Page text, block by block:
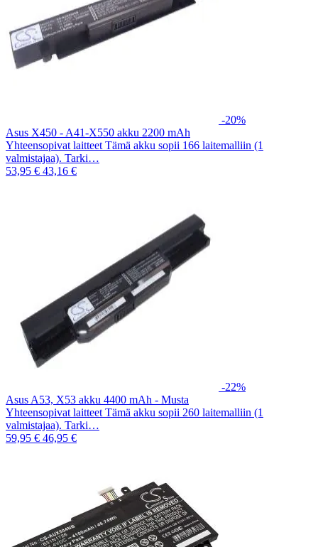
-20%
Asus X450 - A41-X550 akku 2200 mAh
Yhteensopivat laitteet Tämä akku sopii 166 laitemalliin (1
valmistajaa). Tarki…
53,95 € 43,16 €
-22%
Asus A53, X53 akku 4400 mAh - Musta
Yhteensopivat laitteet Tämä akku sopii 260 laitemalliin (1
valmistajaa). Tarki…
59,95 € 46,95 €